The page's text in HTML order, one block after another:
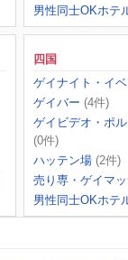
男性同士OKホテ
四国
ゲイナイト・イベ
ゲイバー (4件)
ゲイビデオ・ポ
(0件)
ハッテン場 (2件)
売り専・ゲイマ
男性同士OKホテ